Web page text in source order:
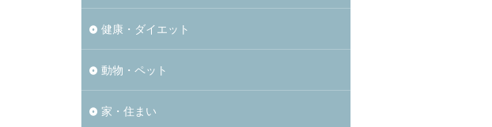
健康・ダイエット
動物・ペット
家・住まい